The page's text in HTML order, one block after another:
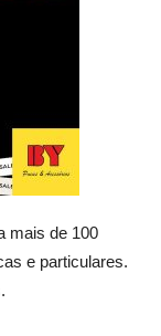
mais de 100
e particulares.